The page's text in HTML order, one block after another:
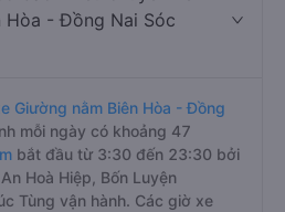
Hòa - Đồng Nai Sóc
Giường nằm Biên Hòa - Đồng
mỗi ngày có khoảng 47
bắt đầu từ 3:30 đến 23:30 bởi
Hoà Hiệp, Bốn Luyện
Tùng vận hành. Các giờ xe